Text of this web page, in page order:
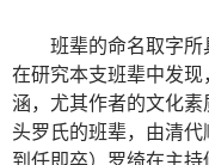
班辈的命名取字
在研究本支班辈中发
涵，尤其作者的文化
头罗氏的班辈，由清
到任即卒）罗绮在主持